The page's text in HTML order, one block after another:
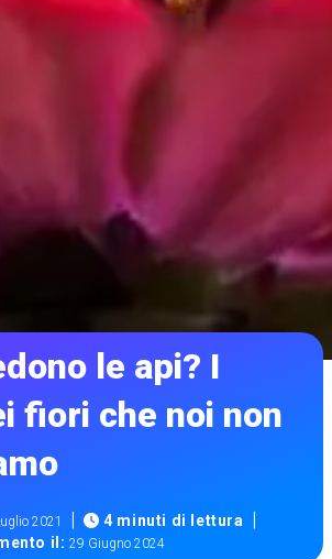
le api? I
fiori che noi non
2021 | 4 minuti di lettura |
il:29 Giugno 2024